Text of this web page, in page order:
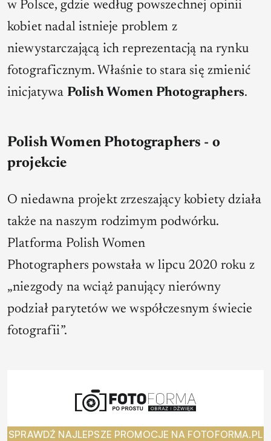
w Polsce, gdzie według powszechnej opinii
kobiet nadal istnieje problem z
niewystarczającą ich reprezentacją na rynku
fotograficznym. Właśnie to stara się zmienić
inicjatywa Polish Women Photographers.
Polish Women Photographers - o
projekcie
O niedawna projekt zrzeszający kobiety działa
także na naszym rodzimym podwórku.
Platforma Polish Women
Photographers powstała w lipcu 2020 roku z
„niezgody na wciąż panujący nierówny
podział parytetów we współczesnym świecie
fotografii”.
SPRAWDŹ NAJLEPSZE PROMOCJE NA FOTOFORMA.PL